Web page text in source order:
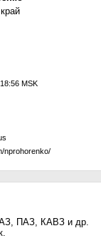
MSK
nprohorenko/
ПАЗ, КАВЗ и др.